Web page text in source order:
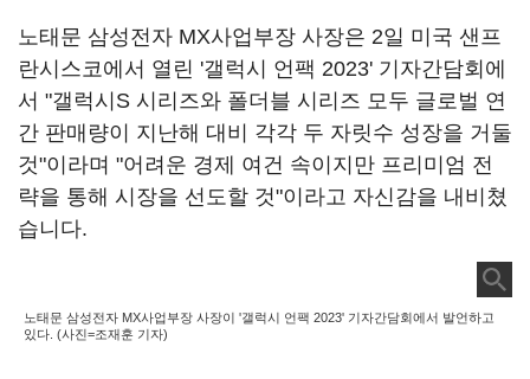
노태문 삼성전자 MX사업부장 사장은 2일 미국 샌프
란시스코에서 열린 '갤럭시 언팩 2023' 기자간담회에
서 "갤럭시S 시리즈와 폴더블 시리즈 모두 글로벌 연
간 판매량이 지난해 대비 각각 두 자릿수 성장을 거둘
것"이라며 "어려운 경제 여건 속이지만 프리미엄 전
략을 통해 시장을 선도할 것"이라고 자신감을 내비쳤
습니다.
노태문 삼성전자 MX사업부장 사장이 '갤럭시 언팩 2023' 기자간담회에서 발언하고
있다. (사진=조재훈 기자)